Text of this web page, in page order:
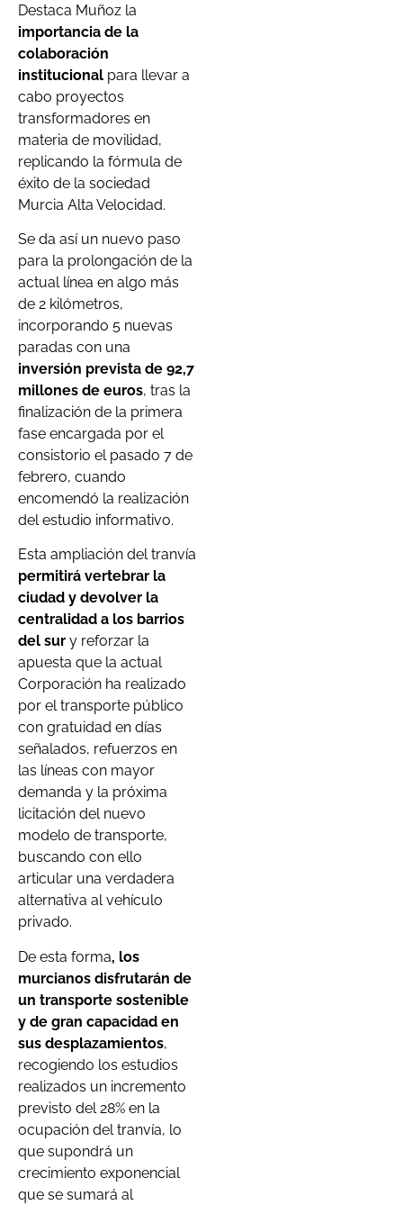
Destaca Muñoz la
importancia de la
colaboración
institucional para llevar a
cabo proyectos
transformadores en
materia de movilidad,
replicando la fórmula de
éxito de la sociedad
Murcia Alta Velocidad.
Se da así un nuevo paso
para la prolongación de la
actual línea en algo más
de 2 kilómetros,
incorporando 5 nuevas
paradas con una
inversión prevista de 92,7
millones de euros, tras la
finalización de la primera
fase encargada por el
consistorio el pasado 7 de
febrero, cuando
encomendó la realización
del estudio informativo.
Esta ampliación del tranvía
permitirá vertebrar la
ciudad y devolver la
centralidad a los barrios
del sur y reforzar la
apuesta que la actual
Corporación ha realizado
por el transporte público
con gratuidad en días
señalados, refuerzos en
las líneas con mayor
demanda y la próxima
licitación del nuevo
modelo de transporte,
buscando con ello
articular una verdadera
alternativa al vehículo
privado.
De esta forma, los
murcianos disfrutarán de
un transporte sostenible
y de gran capacidad en
sus desplazamientos,
recogiendo los estudios
realizados un incremento
previsto del 28% en la
ocupación del tranvía, lo
que supondrá un
crecimiento exponencial
que se sumará al